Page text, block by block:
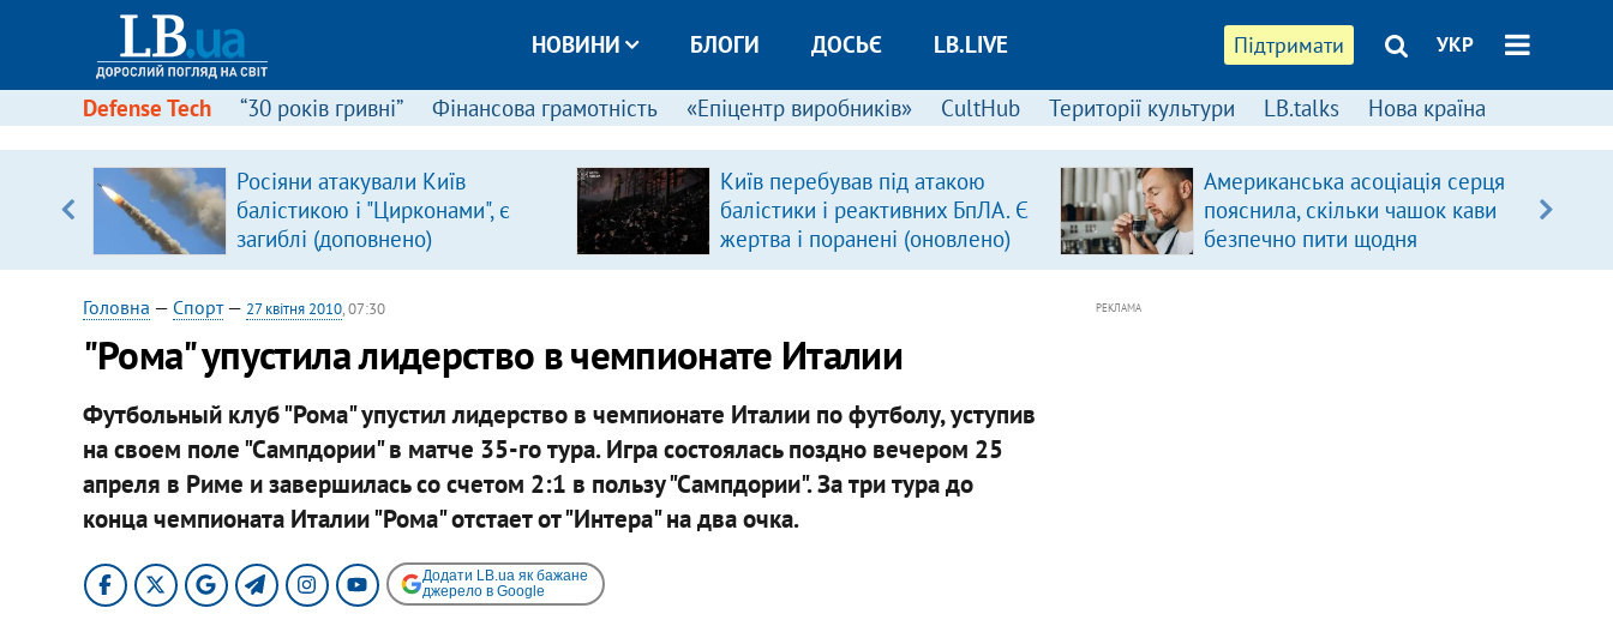
Підтримати УКР
НОВИНИ БЛОГИ ДОСЬЄ LB.LIVE
Defense Tech “30 років гривні” Фінансова грамотність «Епіцентр виробників» CultHub Території культури LB.talks Нова країна
Росіяни атакували Київ
балістикою і "Цирконами", є
загиблі (доповнено)
Київ перебував під атакою
балістики і реактивних БпЛА. Є
жертва і поранені (оновлено)
Американська асоціація серця
пояснила, скільки чашок кави
безпечно пити щодня
Головна — Спорт— 27 квітня 2010, 07:30
"Рома" упустила лидерство в чемпионате Италии
Футбольный клуб "Рома" упустил лидерство в чемпионате Италии по футболу, уступив
на своем поле "Сампдории" в матче 35-го тура. Игра состоялась поздно вечером 25
апреля в Риме и завершилась со счетом 2:1 в пользу "Сампдории". За три тура до
конца чемпионата Италии "Рома" отстает от "Интера" на два очка.
Додати LB.ua як бажане
джерело в Google
РЕКЛАМА